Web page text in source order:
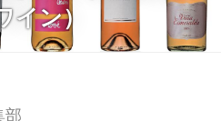
イン）
部